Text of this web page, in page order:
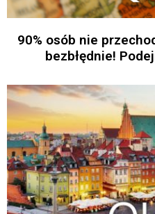
90% osób nie
bezbłędnie!